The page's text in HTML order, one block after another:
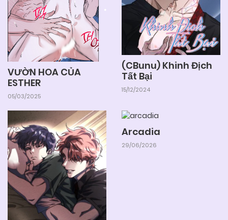
VƯỜN HOA CỦA
ESTHER
05/03/2025
(CBunu) Khinh Địch
Tất Bại
15/12/2024
Arcadia
29/06/2026